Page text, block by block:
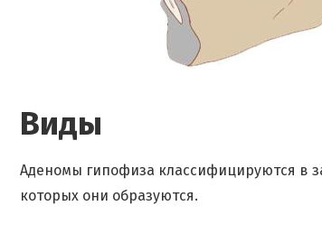
Виды
Аденомы гипофиза классифицируются в
которых они образуются.